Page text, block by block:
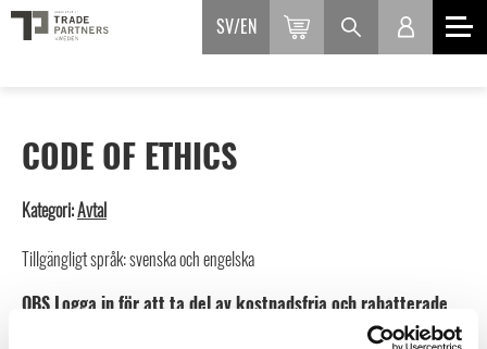
SV EN
CODE OF ETHICS
Kategori:Avtal
Tillgängligt språk: svenska och engelska
OBS Logga in för att ta del av kostnadsfria och rabatterade